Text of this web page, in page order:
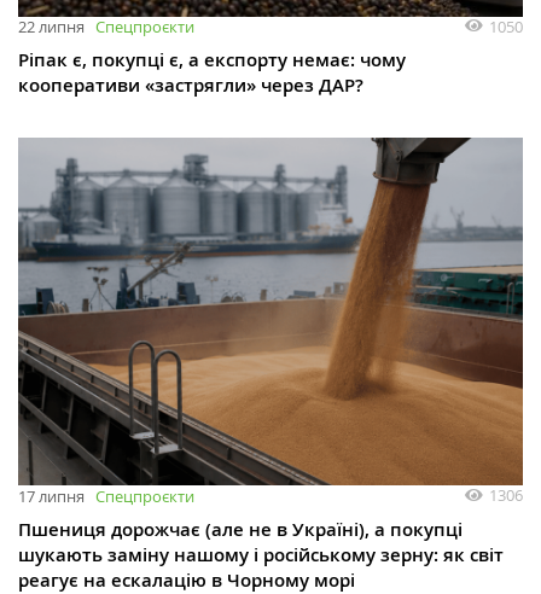
22 липня Спецпроєкти 1050
Ріпак є, покупці є, а експорту немає: чому
кооперативи «застрягли» через ДАР?
17 липня Спецпроєкти 1306
Пшениця дорожчає (але не в Україні), а покупці
шукають заміну нашому і російському зерну: як світ
реагує на ескалацію в Чорному морі